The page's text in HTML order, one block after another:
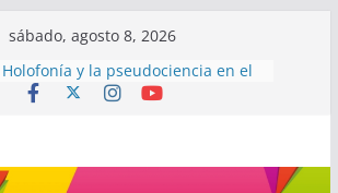
sábado, agosto 8, 2026
Holofonía y la pseudociencia en el
audio
Mayéutica (o cómo debatir sin